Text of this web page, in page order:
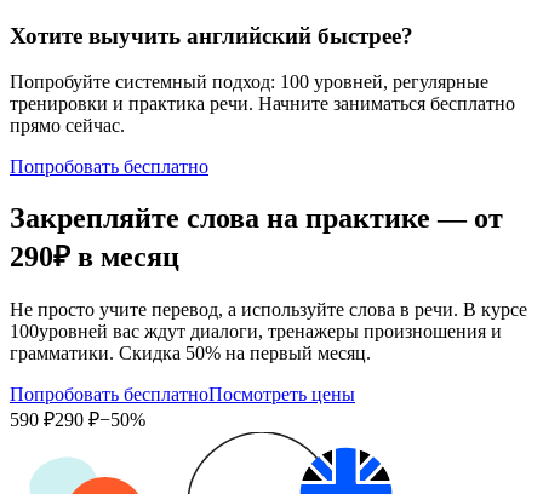
Хотите выучить английский быстрее?
Попробуйте системный подход: 100 уровней, регулярные
тренировки и практика речи. Начните заниматься бесплатно
прямо сейчас.
Попробовать бесплатно
Закрепляйте слова на практике — от
290₽ в месяц
Не просто учите перевод, а используйте слова в речи. В курсе
100уровней вас ждут диалоги, тренажеры произношения и
грамматики. Скидка 50% на первый месяц.
Попробовать бесплатноПосмотреть цены
590 ₽290 ₽−50%